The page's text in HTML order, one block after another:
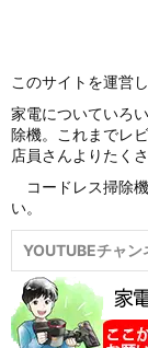
このサイトを運営
家電についていろ
除機。これまでレ
店員さんよりたく
コードレス掃除
い。
YOUTUBEチャ